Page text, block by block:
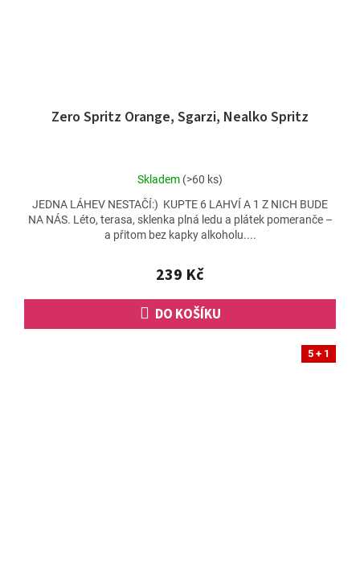
Zero Spritz Orange, Sgarzi, Nealko Spritz
Průměrné
produktu
je
5,0
5
hvězdiček.
Skladem (>60 ks)
239 Kč
DO KOŠÍKU
JEDNA LÁHEV NESTAČÍ:) KUPTE 6 LAHVÍ A 1 Z NICH BUDE
NA NÁS. Léto, terasa, sklenka plná ledu a plátek pomeranče –
a přitom bez kapky alkoholu....
5 + 1